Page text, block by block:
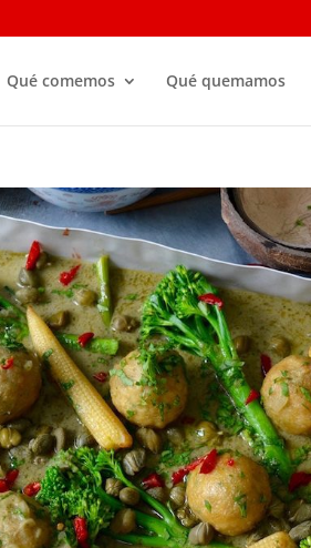
Qué comemos Qué quemamos